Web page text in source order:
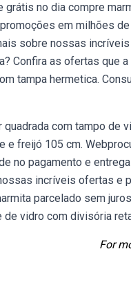
grátis no dia compre
em milhões
sobre nossas
Confira as ofertas que
tampa hermetica.
quadrada com tampo de
e freijó 105 cm.
no pagamento e
incríveis ofertas e
parcelado sem
de vidro com divisória
For